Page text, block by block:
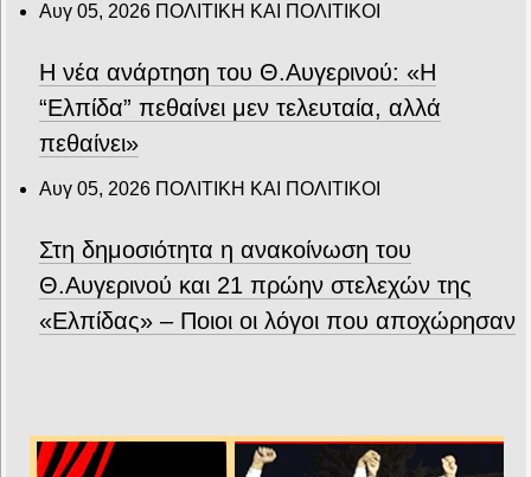
Αυγ 05, 2026 ΠΟΛΙΤΙΚΗ ΚΑΙ ΠΟΛΙΤΙΚΟΙ
Η νέα ανάρτηση του Θ.Αυγερινού: «Η
“Ελπίδα” πεθαίνει μεν τελευταία, αλλά
πεθαίνει»
Αυγ 05, 2026 ΠΟΛΙΤΙΚΗ ΚΑΙ ΠΟΛΙΤΙΚΟΙ
Στη δημοσιότητα η ανακοίνωση του
Θ.Αυγερινού και 21 πρώην στελεχών της
«Ελπίδας» – Ποιοι οι λόγοι που αποχώρησαν